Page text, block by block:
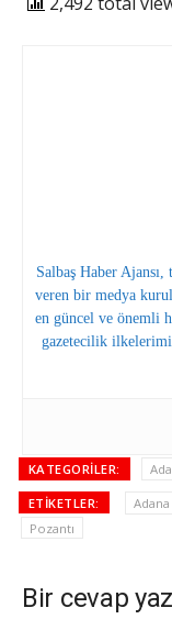
Salbaş Haber
veren bir medya
en güncel ve önemli
gazetecilik
KATEGORILER:
ETIKETLER: Adana
Pozantı
Bir cevap